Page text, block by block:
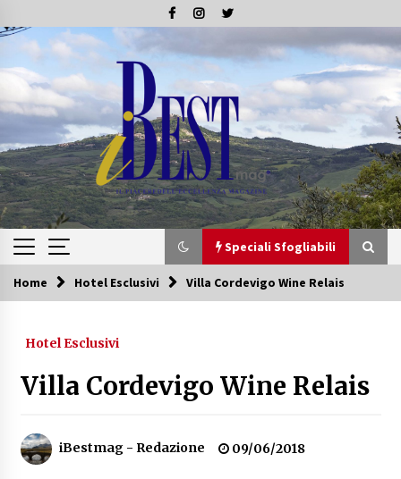
to
content
Speciali Sfogliabili
Speciali Sfogliabili
04/03/2019
Home Hotel Esclusivi Villa Cordevigo Wine Relais
Hotel Esclusivi
Villa Cordevigo Wine Relais
iBestmag - Redazione 09/06/2018